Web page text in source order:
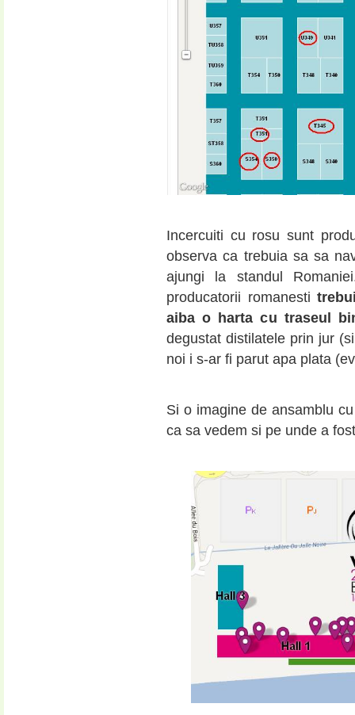
Incercuiti cu rosu sunt
observa ca trebuia sa sa
ajungi la standul
producatorii romanesti
aiba o harta cu traseul
degustat distilatele prin jur
noi i s-ar fi parut apa plata
Si o imagine de ansamblu
ca sa vedem si pe unde a